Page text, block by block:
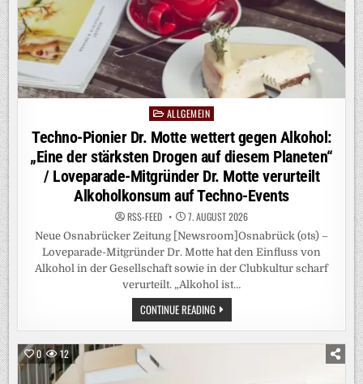
Posted
in
ALLGEMEIN
Techno-Pionier Dr. Motte wettert gegen Alkohol:
„Eine der stärksten Drogen auf diesem Planeten“
/ Loveparade-Mitgründer Dr. Motte verurteilt
Alkoholkonsum auf Techno-Events
RSS-FEED 7. AUGUST 2026
Neue Osnabrücker Zeitung [Newsroom]Osnabrück (ots) –
Loveparade-Mitgründer Dr. Motte hat den Einfluss von
Alkohol in der Gesellschaft sowie in der Clubkultur scharf
verurteilt. „Alkohol ist…
CONTINUE READINGTECHNO-
PIONIER
DR.
0 12